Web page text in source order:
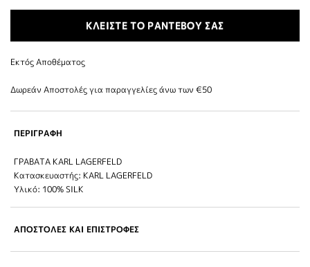
ΚΛΕΙΣΤΕ ΤΟ ΡΑΝΤΕΒΟΥ ΣΑΣ
Εκτός Αποθέματος
Δωρεάν Αποστολές για παραγγελίες άνω των €50
ΠΕΡΙΓΡΑΦΗ
ΓΡΑΒΑΤΑ KARL LAGERFELD
Κατασκευαστής: KARL LAGERFELD
Υλικό: 100% SILK
ΑΠΟΣΤΟΛΕΣ ΚΑΙ ΕΠΙΣΤΡΟΦΕΣ